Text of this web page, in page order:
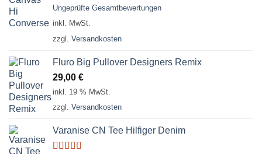
Bewertet
mit 4.33
von 5
Ungeprüfte Gesamtbewertungen
inkl. MwSt.
zzgl. Versandkosten
Fluro Big Pullover Designers Remix
29,00 €
inkl. 19 % MwSt.
zzgl. Versandkosten
Varanise CN Tee Hilfiger Denim